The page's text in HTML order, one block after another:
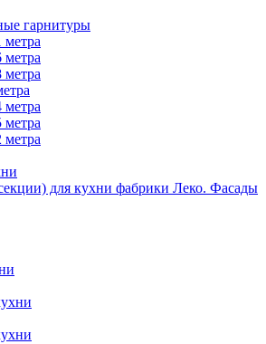
гарнитуры
метра
метра
метра
метра
метра
метра
для кухни фабрики Леко. Фасады